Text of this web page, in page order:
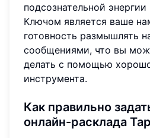
подсознательной
Ключом является ваше
готовность размышлять
сообщениями, что вы
делать с помощью
инструмента.
Как правильно
онлайн-расклада